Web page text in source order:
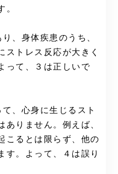
。
、身体疾患のうち、
ストレス反応が大きく
って、３は正しいで
、心身に生じるスト
ありません。例えば、
こるとは限らず、他の
す。よって、４は誤り